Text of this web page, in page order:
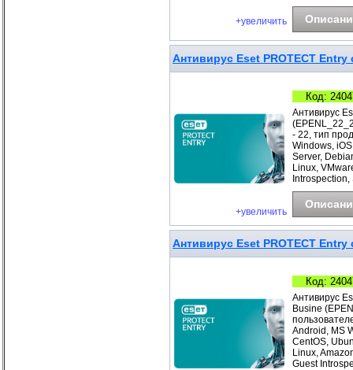
+увеличить
Антивирус Eset PROTECT
+увеличить
Код:
Антивирус
- 22, тип
Windows,
Server,
Linux,
Антивирус Eset PROTECT
Код:
Антивирус
Busine
Android, MS
CentOS,
Linux,
Guest